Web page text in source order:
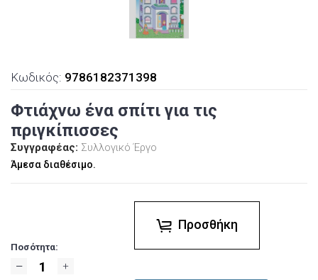
Κωδικός: 9786182371398
Φτιάχνω ένα σπίτι για τις
πριγκίπισσες
Συγγραφέας: Συλλογικό Έργο
Άμεσα διαθέσιμο.
Ποσότητα:
Προσθήκη